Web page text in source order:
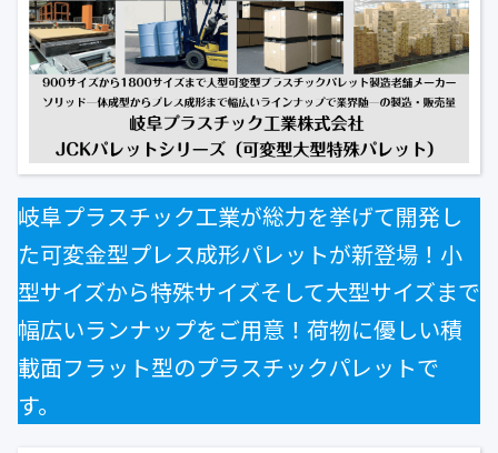
イラン情勢まとめ ▼
公式ブログ
会社案内
🇺🇸🇰🇷🇹🇼🇻🇳
岐阜プラスチック工業が総力を挙げて開発し
た可変金型プレス成形パレットが新登場！小
型サイズから特殊サイズそして大型サイズまで
幅広いランナップをご用意！荷物に優しい積
載面フラット型のプラスチックパレットで
す。